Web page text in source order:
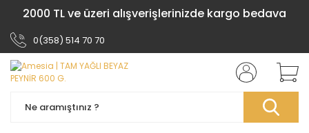
2000 TL ve üzeri alışverişlerinizde kargo bedava
0(358) 514 70 70